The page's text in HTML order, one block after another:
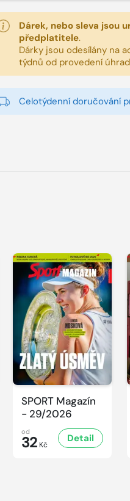
Dárek, nebo sleva jsou
předplatitele.
Dárky jsou odesílány na
týdnů od provedení
Celotýdenní doručování
SPORT Magazín
- 29/2026
od
32 Kč
Detail